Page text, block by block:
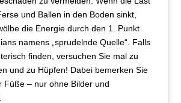
und Ballen in den Boden sinkt,
die Energie durch den 1. Punkt
namens „sprudelnde Quelle“. Falls
finden, versuchen Sie mal zu
und zu Hüpfen! Dabei bemerken Sie
Füße – nur ohne Bilder und